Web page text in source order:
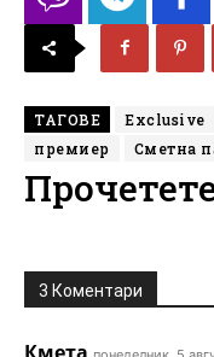
ТАГОВЕ Exclusive
премиер
Сметна
3 Коментари
Кмета